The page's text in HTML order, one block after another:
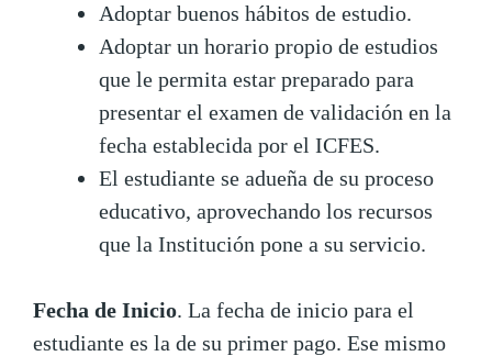
Adoptar buenos hábitos de estudio.
Adoptar un horario propio de estudios
que le permita estar preparado para
presentar el examen de validación en la
fecha establecida por el ICFES.
El estudiante se adueña de su proceso
educativo, aprovechando los recursos
que la Institución pone a su servicio.
Fecha de Inicio. La fecha de inicio para el
estudiante es la de su primer pago. Ese mismo